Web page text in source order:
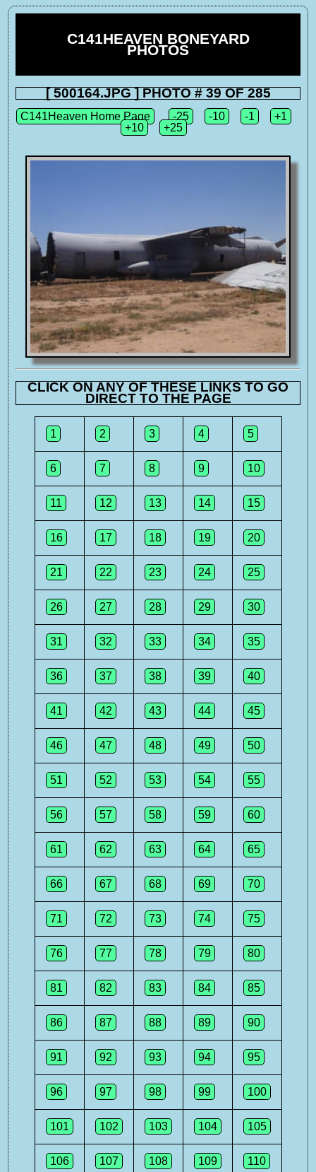
C141HEAVEN BONEYARD
PHOTOS
[ 500164.JPG ] PHOTO # 39 OF 285
C141Heaven Home Page -25 -10 -1
+1
+10
+25
CLICK ON ANY OF THESE LINKS TO GO
DIRECT TO THE PAGE
1 2 3 4 5
6 7 8 9 10
11 12 13 14 15
16 17 18 19 20
21 22 23 24 25
26 27 28 29 30
31 32 33 34 35
36 37 38 39 40
41 42 43 44 45
46 47 48 49 50
51 52 53 54 55
56 57 58 59 60
61 62 63 64 65
66 67 68 69 70
71 72 73 74 75
76 77 78 79 80
81 82 83 84 85
86 87 88 89 90
91 92 93 94 95
96 97 98 99 100
101 102 103 104 105
106 107 108 109 110